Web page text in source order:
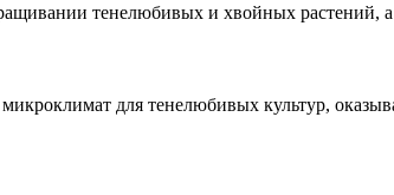
тенелюбивых и хвойных растений,
для тенелюбивых культур,